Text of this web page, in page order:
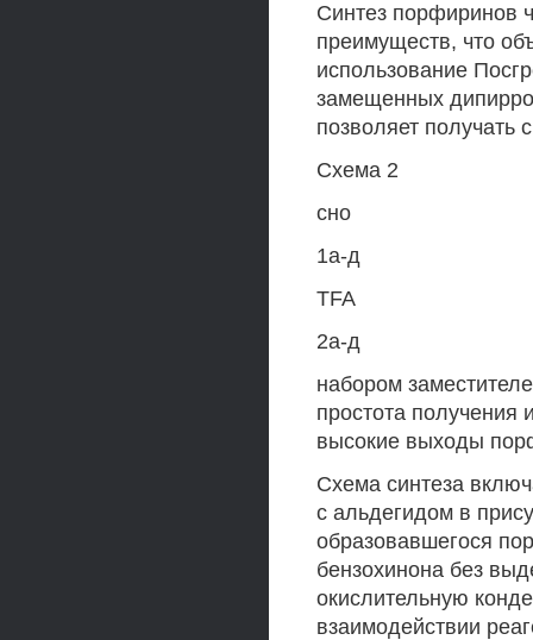
Синтез порфиринов
преимуществ, что
использование
замещенных
позволяет получать
Схема 2
сно
1а-д
TFA
2а-д
набором
простота получения
высокие выходы
Схема синтеза
с альдегидом в
образовавшегося
бензохинона без
окислительную
взаимодействии